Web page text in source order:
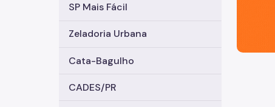
SP Mais Fácil
Zeladoria Urbana
Cata-Bagulho
CADES/PR